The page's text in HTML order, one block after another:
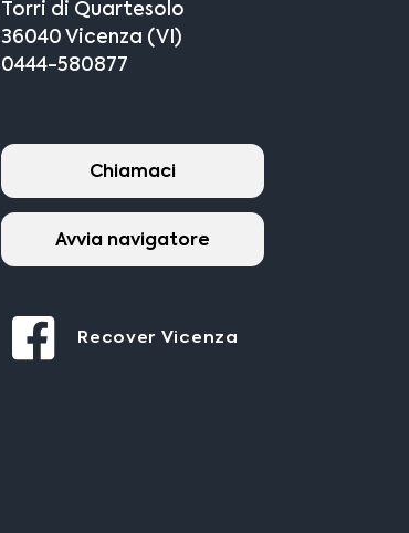
Torri di Quartesolo
36040 Vicenza (VI)
0444-580877
Chiamaci
Avvia navigatore
Recover Vicenza